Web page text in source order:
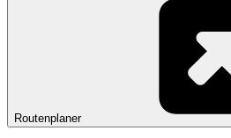
Routenplaner